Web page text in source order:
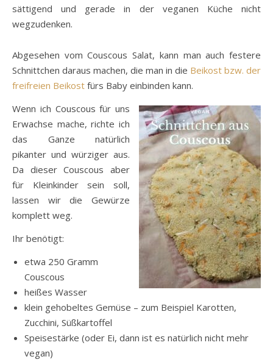
sättigend und gerade in der veganen Küche nicht
wegzudenken.
Abgesehen vom Couscous Salat, kann man auch festere
Schnittchen daraus machen, die man in die Beikost bzw. der
freifreien Beikost fürs Baby einbinden kann.
Wenn ich Couscous für uns
Erwachse mache, richte ich
das Ganze natürlich
pikanter und würziger aus.
Da dieser Couscous aber
für Kleinkinder sein soll,
lassen wir die Gewürze
komplett weg.
Ihr benötigt:
etwa 250 Gramm
Couscous
heißes Wasser
klein gehobeltes Gemüse – zum Beispiel Karotten,
Zucchini, Süßkartoffel
Speisestärke (oder Ei, dann ist es natürlich nicht mehr
vegan)